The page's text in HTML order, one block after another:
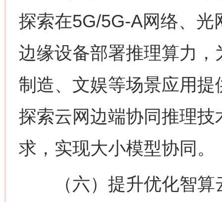
探索在5G/5G-A网络、
边缘设备部署推理算力
制造、文娱等场景应用
探索云网边端协同推理
求，实现大小模型协同。
（六）提升优化智算